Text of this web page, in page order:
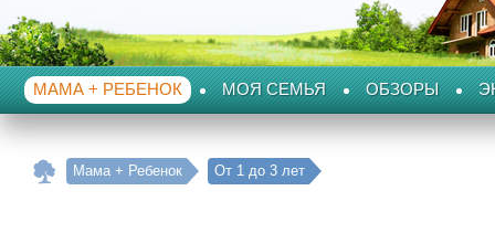
МАМА + РЕБЕНОК МОЯ СЕМЬЯ ОБЗОРЫ
Мама + Ребенок От 1 до 3 лет